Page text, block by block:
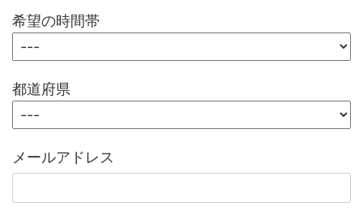
希望の時間帯
都道府県
メールアドレス